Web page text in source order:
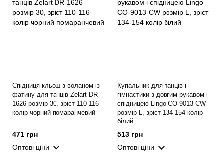
Спідниця кльош з воланом із
фатину для танців Zelart DR-
1626 розмір 30, зріст 110-116
колір чорний-помаранчевий
471 грн
Оптові ціни
Купальник для танців і
гімнастики з довгим рукавом і
спідницею Lingo CO-9013-CW
розмір L, зріст 134-154 колір
білий
513 грн
Оптові ціни